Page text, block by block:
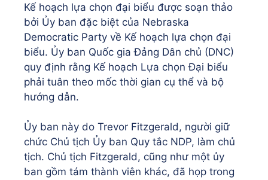
Kế hoạch lựa chọn đại biểu được soạn thảo
bởi Ủy ban đặc biệt của Nebraska
Democratic Party về Kế hoạch lựa chọn đại
biểu. Ủy ban Quốc gia Đảng Dân chủ (DNC)
quy định rằng Kế hoạch Lựa chọn Đại biểu
phải tuân theo mốc thời gian cụ thể và bộ
hướng dẫn.
Ủy ban này do Trevor Fitzgerald, người giữ
chức Chủ tịch Ủy ban Quy tắc NDP, làm chủ
tịch. Chủ tịch Fitzgerald, cũng như một ủy
ban gồm tám thành viên khác, đã họp trong